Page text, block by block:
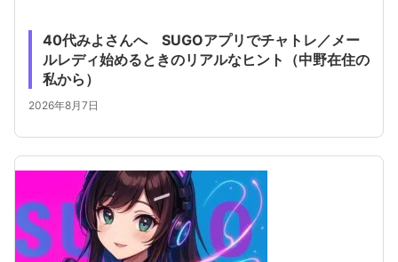
40代みよさんへ SUGOアプリでチャトレ／メー
ルレディ始めるときのリアルなヒント（中野在住の
私から）
2026年8月7日